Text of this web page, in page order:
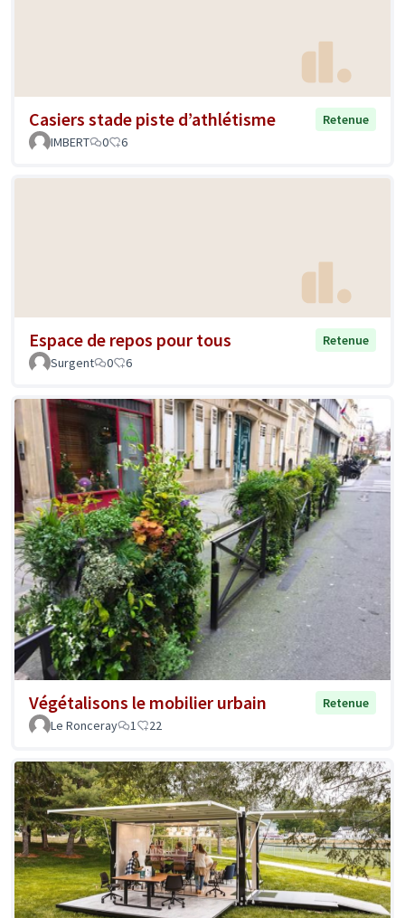
Casiers stade piste d’athlétisme
Retenue
IMBERT
0 6
Espace de repos pour tous
Retenue
Surgent
0 6
Végétalisons le mobilier urbain
Retenue
Le Ronceray
1 22